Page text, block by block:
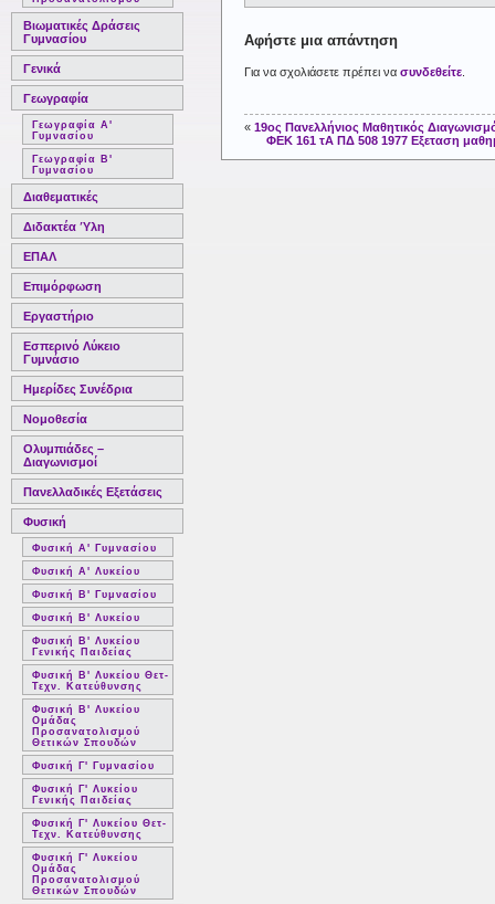
Βιωματικές Δράσεις
Γυμνασίου
Γενικά
Γεωγραφία
Γεωγραφία Α'
Γυμνασίου
Γεωγραφία Β'
Γυμνασίου
Διαθεματικές
Διδακτέα Ύλη
ΕΠΑΛ
Επιμόρφωση
Εργαστήριο
Εσπερινό Λύκειο
Γυμνάσιο
Ημερίδες Συνέδρια
Νομοθεσία
Ολυμπιάδες –
Διαγωνισμοί
Πανελλαδικές Εξετάσεις
Φυσική
Φυσική Α' Γυμνασίου
Φυσική Α' Λυκείου
Φυσική Β' Γυμνασίου
Φυσική Β' Λυκείου
Φυσική Β' Λυκείου
Γενικής Παιδείας
Φυσική Β' Λυκείου Θετ-
Τεχν. Κατεύθυνσης
Φυσική Β' Λυκείου
Ομάδας
Προσανατολισμού
Θετικών Σπουδών
Φυσική Γ' Γυμνασίου
Φυσική Γ' Λυκείου
Γενικής Παιδείας
Φυσική Γ' Λυκείου Θετ-
Τεχν. Κατεύθυνσης
Φυσική Γ' Λυκείου
Ομάδας
Προσανατολισμού
Θετικών Σπουδών
Αφήστε μια απάντηση
Για να σχολιάσετε πρέπει να συνδεθείτε
« 19ος Πανελλήνιος Μαθητικός
ΦΕΚ 161 τΑ ΠΔ 508 1977 Εξεταση